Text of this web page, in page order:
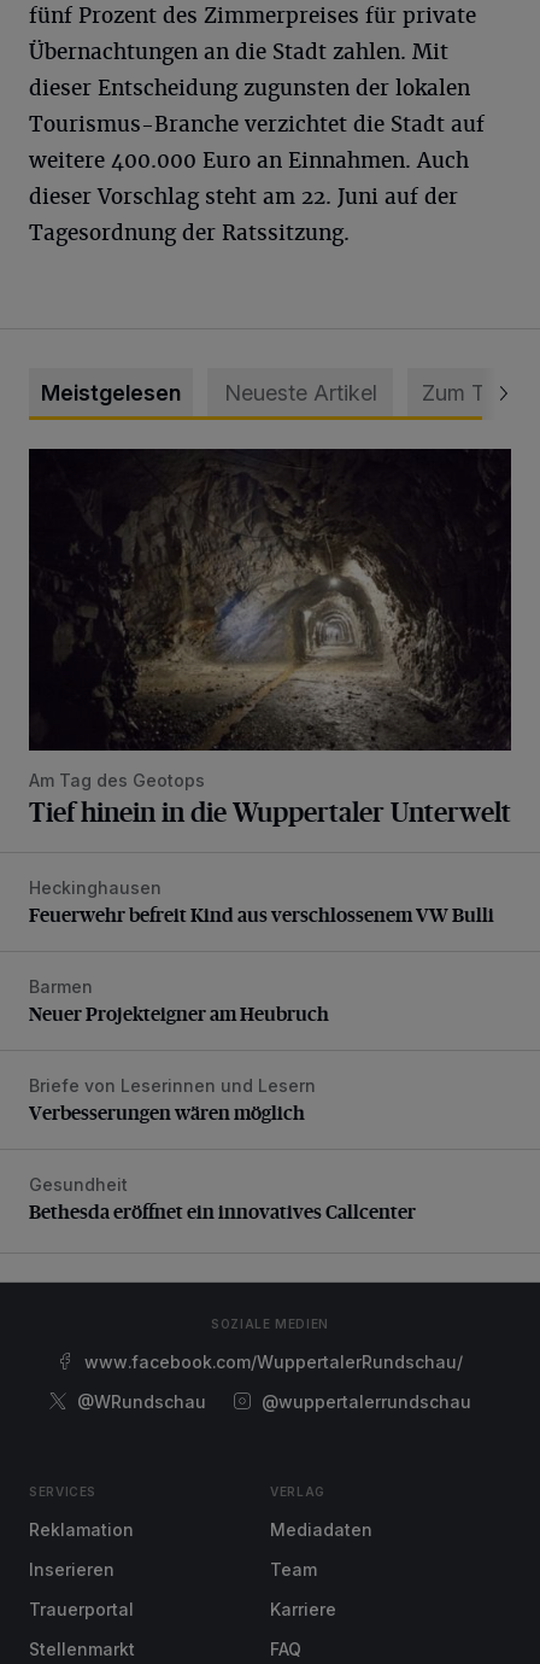
fünf Prozent des Zimmerpreises für private
Übernachtungen an die Stadt zahlen. Mit
dieser Entscheidung zugunsten der lokalen
Tourismus-Branche verzichtet die Stadt auf
weitere 400.000 Euro an Einnahmen. Auch
dieser Vorschlag steht am 22. Juni auf der
Tagesordnung der Ratssitzung.
Meistgelesen Neueste Artikel Zum Thema
Am Tag des Geotops
Tief hinein in die Wuppertaler Unterwelt
Feuerwehr befreit Kind aus verschlossenem VW Bulli
Heckinghausen
Feuerwehr befreit Kind aus verschlossenem VW Bulli
Neuer Projekteigner am Heubruch
Barmen
Neuer Projekteigner am Heubruch
Verbesserungen wären möglich
Briefe von Leserinnen und Lesern
Verbesserungen wären möglich
Bethesda eröffnet ein innovatives Callcenter
Gesundheit
Bethesda eröffnet ein innovatives Callcenter
SOZIALE MEDIEN
www.facebook.com/WuppertalerRundschau/
@WRundschau
@wuppertalerrundschau
SERVICES
Reklamation
Inserieren
Trauerportal
Stellenmarkt
VERLAG
Mediadaten
Team
Karriere
FAQ